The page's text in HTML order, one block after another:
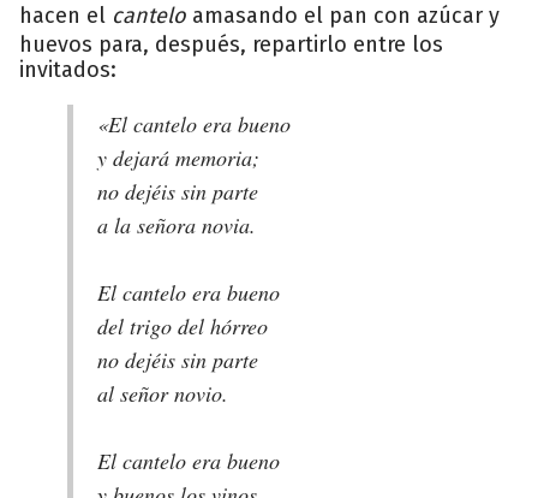
hacen el cantelo amasando el pan con azúcar y
huevos para, después, repartirlo entre los
invitados:
«El cantelo era bueno
y dejará memoria;
no dejéis sin parte
a la señora novia.
El cantelo era bueno
del trigo del hórreo
no dejéis sin parte
al señor novio.
El cantelo era bueno